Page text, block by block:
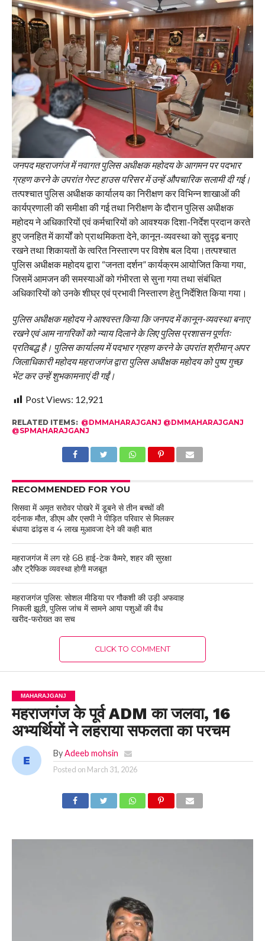
जनपद महराजगंज में नवागत पुलिस अधीक्षक महोदय के आगमन पर पदभार
ग्रहण करने के उपरांत गेस्ट हाउस परिसर में उन्हें औपचारिक सलामी दी गई।
तत्पश्चात पुलिस अधीक्षक कार्यालय का निरीक्षण कर विभिन्न शाखाओं की
कार्यप्रणाली की समीक्षा की गई तथा निरीक्षण के दौरान पुलिस अधीक्षक
महोदय ने अधिकारियों एवं कर्मचारियों को आवश्यक दिशा-निर्देश प्रदान करते
हुए जनहित में कार्यों को प्राथमिकता देने, कानून-व्यवस्था को सुदृढ़ बनाए
रखने तथा शिकायतों के त्वरित निस्तारण पर विशेष बल दिया।तत्पश्चात
पुलिस अधीक्षक महोदय द्वारा “जनता दर्शन” कार्यक्रम आयोजित किया गया,
जिसमें आमजन की समस्याओं को गंभीरता से सुना गया तथा संबंधित
अधिकारियों को उनके शीघ्र एवं प्रभावी निस्तारण हेतु निर्देशित किया गया।
पुलिस अधीक्षक महोदय ने आश्वस्त किया कि जनपद में कानून-व्यवस्था बनाए
रखने एवं आम नागरिकों को न्याय दिलाने के लिए पुलिस प्रशासन पूर्णतः
प्रतिबद्ध है। पुलिस कार्यालय में पदभार ग्रहण करने के उपरांत श्रीमान् अपर
जिलाधिकारी महोदय महराजगंज द्वारा पुलिस अधीक्षक महोदय को पुष्प गुच्छ
भेंट कर उन्हें शुभकामनाएं दी गईं।
Post Views: 12,921
RELATED ITEMS: @DMMAHARAJGANJ @DMMAHARAJGANJ
@SPMAHARAJGANJ
RECOMMENDED FOR YOU
सिसवा में अमृत सरोवर पोखरे में डूबने से तीन बच्चों की
दर्दनाक मौत, डीएम और एसपी ने पीड़ित परिवार से मिलकर
बंधाया ढांढ़स व 4 लाख मुआवजा देने की कही बात
महराजगंज में लग रहे 68 हाई-टेक कैमरे, शहर की सुरक्षा
और ट्रैफिक व्यवस्था होगी मजबूत
महराजगंज पुलिस: सोशल मीडिया पर गौकशी की उड़ी अफवाह
निकली झूठी, पुलिस जांच में सामने आया पशुओं की वैध
खरीद-फरोख्त का सच
CLICK TO COMMENT
MAHARAJGANJ
महराजगंज के पूर्व ADM का जलवा, 16
अभ्यर्थियों ने लहराया सफलता का परचम
By Adeeb mohsin
Posted on March 31, 2026